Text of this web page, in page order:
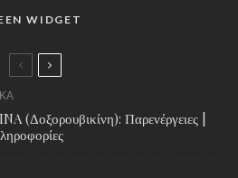
WIDGET
(Δοξορουβικίνη): Παρενέργειες |